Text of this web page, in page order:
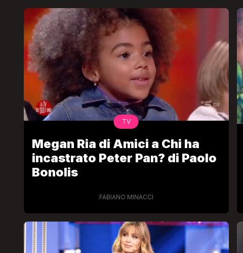
TV
Megan Ria di Amici a Chi ha
incastrato Peter Pan? di Paolo
Bonolis
FABIANO MINACCI
LGBT
Bambola Star, la festa di
compleanno con tutte le grandi
dive compie 15 anni: il video
completo
FABIANO MINACCI